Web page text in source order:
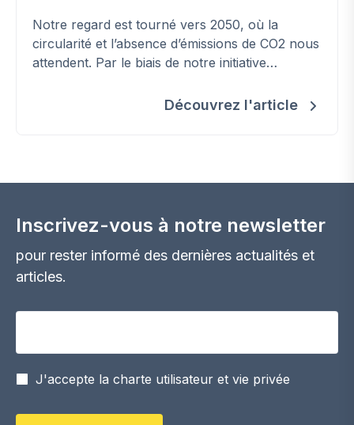
Notre regard est tourné vers 2050, où la
circularité et l’absence d’émissions de CO2 nous
attendent. Par le biais de notre initiative
durables en une réalité tangible. Rêver ne suffit
Découvrez l'article
Inscrivez-vous à notre newsletter
pour rester informé des dernières actualités et
articles.
J'accepte la charte utilisateur et vie privée